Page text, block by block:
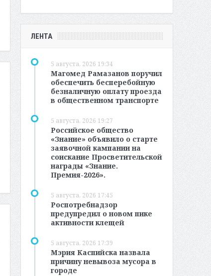
ЛЕНТА
5 августа, 2026 19:34
Магомед Рамазанов поручил
обеспечить бесперебойную
безналичную оплату проезда
в общественном транспорте
5 августа, 2026 19:27
Российское общество
«Знание» объявило о старте
заявочной кампании на
соискание Просветительской
награды «Знание.
Премия-2026».
5 августа, 2026 17:45
Роспотребнадзор
предупредил о новом пике
активности клещей
5 августа, 2026 17:39
Мэрия Каспийска назвала
причину невывоза мусора в
городе